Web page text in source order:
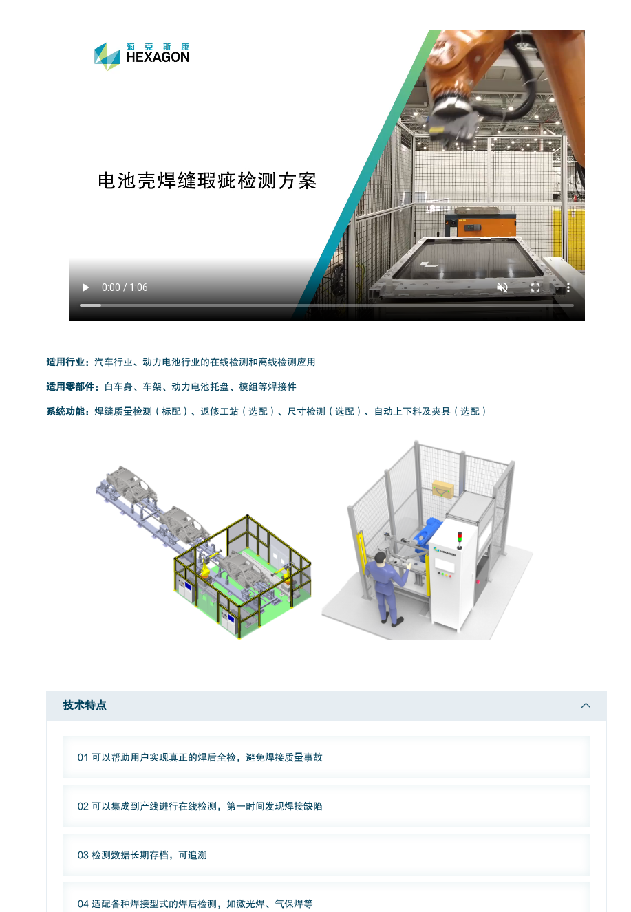
适用行业：汽车行业、动力电池行业的在线检测和离线检测应用
适用零部件： 白车身、车架、动力电池托盘、模组等焊接件
系统功能：焊缝质量检测（标配）、返修工站（选配）、尺寸检测（选配）、自动上下料及夹具（选配）
技术特点
01 可以帮助用户实现真正的焊后全检，避免焊接质量事故
02 可以集成到产线进行在线检测，第一时间发现焊接缺陷
03 检测数据长期存档，可追溯
04 适配各种焊接型式的焊后检测，如激光焊、气保焊等